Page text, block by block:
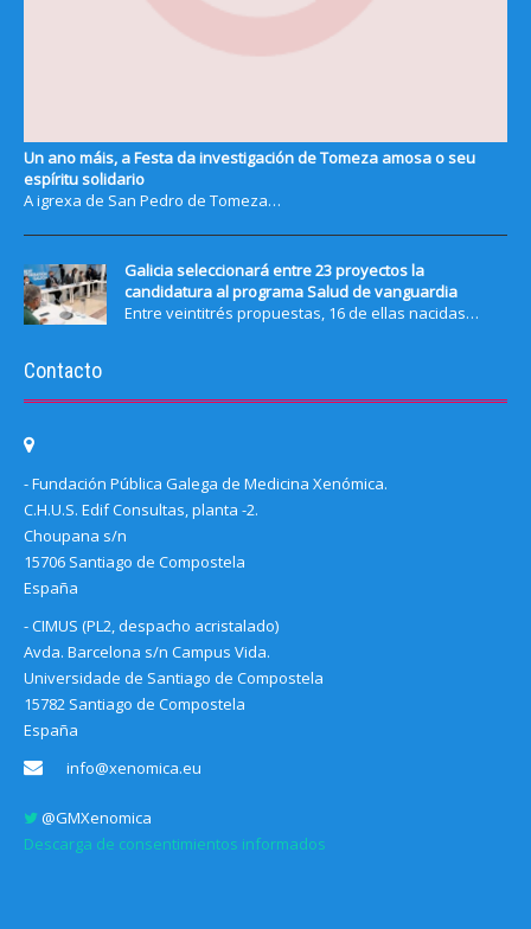
Un ano máis, a Festa da investigación de Tomeza amosa o seu
espíritu solidario
A igrexa de San Pedro de Tomeza…
Galicia seleccionará entre 23 proyectos la
candidatura al programa Salud de vanguardia
Entre veintitrés propuestas, 16 de ellas nacidas…
Contacto
- Fundación Pública Galega de Medicina Xenómica.
C.H.U.S. Edif Consultas, planta -2.
Choupana s/n
15706 Santiago de Compostela
España
- CIMUS (PL2, despacho acristalado)
Avda. Barcelona s/n Campus Vida.
Universidade de Santiago de Compostela
15782 Santiago de Compostela
España
info@xenomica.eu
@GMXenomica
Descarga de consentimientos informados